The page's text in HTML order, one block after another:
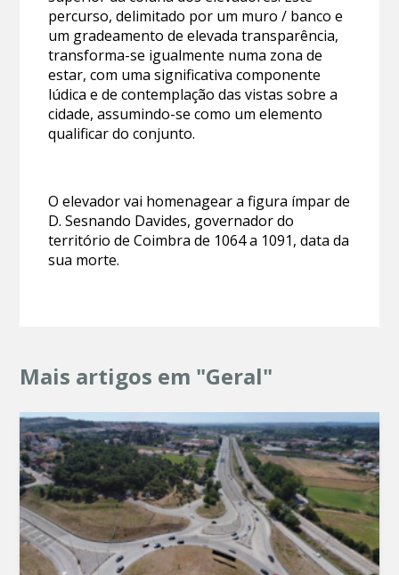
percurso, delimitado por um muro / banco e
um gradeamento de elevada transparência,
transforma-se igualmente numa zona de
estar, com uma significativa componente
lúdica e de contemplação das vistas sobre a
cidade, assumindo-se como um elemento
qualificar do conjunto.
O elevador vai homenagear a figura ímpar de
D. Sesnando Davides, governador do
território de Coimbra de 1064 a 1091, data da
sua morte.
Mais artigos em "Geral"